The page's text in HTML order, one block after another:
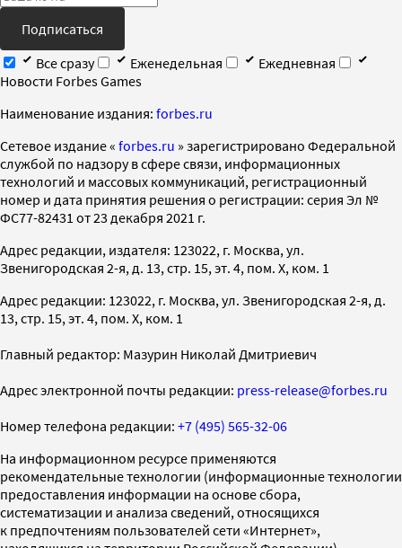
Подписаться
Все сразу
Еженедельная
Ежедневная
Новости Forbes Games
Наименование издания: forbes.ru
Cетевое издание « forbes.ru » зарегистрировано Федеральной
службой по надзору в сфере связи, информационных
технологий и массовых коммуникаций, регистрационный
номер и дата принятия решения о регистрации: серия Эл №
ФС77-82431 от 23 декабря 2021 г.
Адрес редакции, издателя: 123022, г. Москва, ул.
Звенигородская 2-я, д. 13, стр. 15, эт. 4, пом. X, ком. 1
Адрес редакции: 123022, г. Москва, ул. Звенигородская 2-я, д.
13, стр. 15, эт. 4, пом. X, ком. 1
Главный редактор: Мазурин Николай Дмитриевич
Адрес электронной почты редакции: press-release@forbes.ru
Номер телефона редакции: +7 (495) 565-32-06
На информационном ресурсе применяются
рекомендательные технологии (информационные технологии
предоставления информации на основе сбора,
систематизации и анализа сведений, относящихся
к предпочтениям пользователей сети «Интернет»,